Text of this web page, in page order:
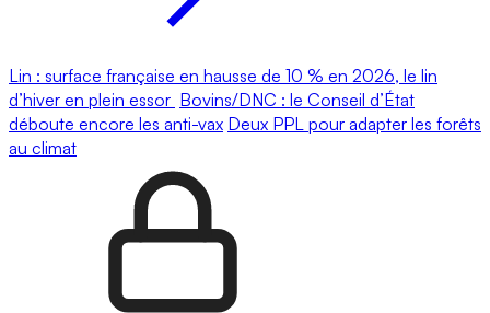
Lin : surface française en hausse de 10 % en 2026, le lin
d’hiver en plein essor Bovins/DNC : le Conseil d’État
déboute encore les anti-vax Deux PPL pour adapter les forêts
au climat